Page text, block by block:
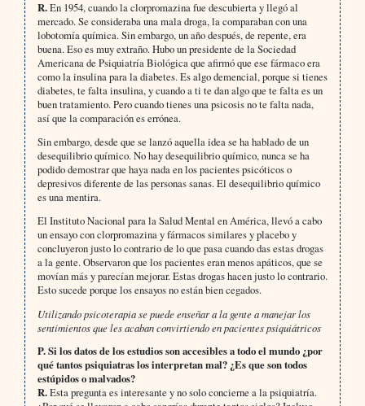
R.En 1954, cuando la clorpromazina fue descubierta y llegó al
mercado. Se consideraba una mala droga, la comparaban con una
lobotomía química. Sin embargo, un año después, de repente, era
buena. Eso es muy extraño. Hubo un presidente de la Sociedad
Americana de Psiquiatría Biológica que afirmó que ese fármaco era
como la insulina para la diabetes. Es algo demencial, porque si tienes
diabetes, te falta insulina, y cuando a ti te dan algo que te falta es un
buen tratamiento. Pero cuando tienes una psicosis no te falta nada,
así que la comparación es errónea.
Sin embargo, desde que se lanzó aquella idea se ha hablado de un
desequilibrio químico. No hay desequilibrio químico, nunca se ha
podido demostrar que haya nada en los pacientes psicóticos o
depresivos diferente de las personas sanas. El desequilibrio químico
es una mentira.
El Instituto Nacional para la Salud Mental en América, llevó a cabo
un ensayo con clorpromazina y fármacos similares y placebo y
concluyeron justo lo contrario de lo que pasa cuando das estas drogas
a la gente. Observaron que los pacientes eran menos apáticos, que se
movían más y parecían mejorar. Estas drogas hacen justo lo contrario.
Esto sucede porque los ensayos no están bien cegados.
Utilizando psicoterapia se puede enseñar a la gente a manejar los
sentimientos que les acaban convirtiendo en pacientes psiquiátricos
P.Si los datos de los estudios son accesibles a todo el mundo ¿por
qué tantos psiquiatras los interpretan mal? ¿Es que son todos
estúpidos o malvados?
R.Esta pregunta es interesante y no solo concierne a la psiquiatría.